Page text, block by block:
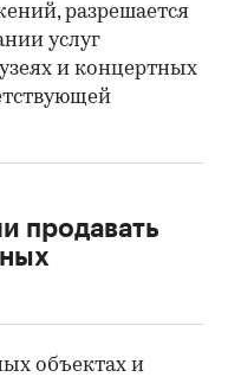
разрешается
услуг
и концертных
продавать
объектах и